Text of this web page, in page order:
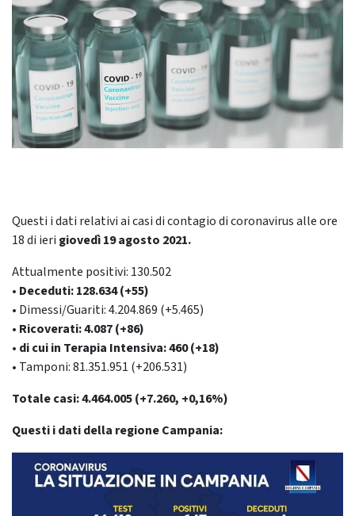
Questi i dati relativi ai casi di contagio di coronavirus alle ore
18 di ieri giovedì 19 agosto 2021.
Attualmente positivi: 130.502
• Deceduti: 128.634 (+55)
• Dimessi/Guariti: 4.204.869 (+5.465)
• Ricoverati: 4.087 (+86)
• di cui in Terapia Intensiva: 460 (+18)
• Tamponi: 81.351.951 (+206.531)
Totale casi: 4.464.005 (+7.260, +0,16%)
Questi i dati della regione Campania: